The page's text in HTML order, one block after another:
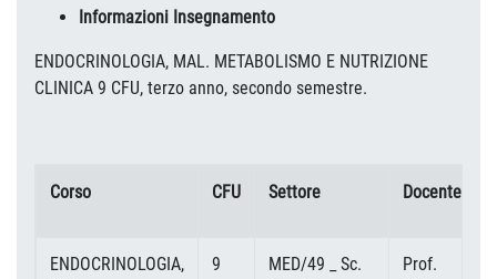
Informazioni Insegnamento
ENDOCRINOLOGIA, MAL. METABOLISMO E NUTRIZIONE
CLINICA 9 CFU, terzo anno, secondo semestre.
Corso CFU Settore Docente
ENDOCRINOLOGIA,
9
MED/49 _ Sc.
Prof.